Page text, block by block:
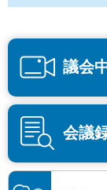
議会
会議